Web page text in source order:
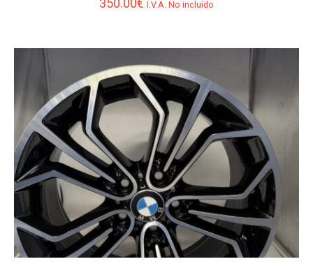
I.V.A. No incluído